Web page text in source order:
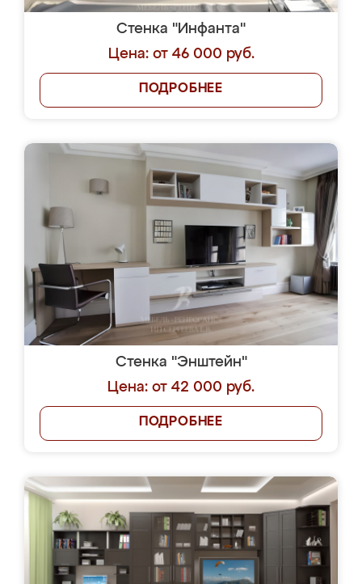
Стенка "Инфанта"
Цена: от 46 000 руб.
ПОДРОБНЕЕ
Стенка "Энштейн"
Цена: от 42 000 руб.
ПОДРОБНЕЕ